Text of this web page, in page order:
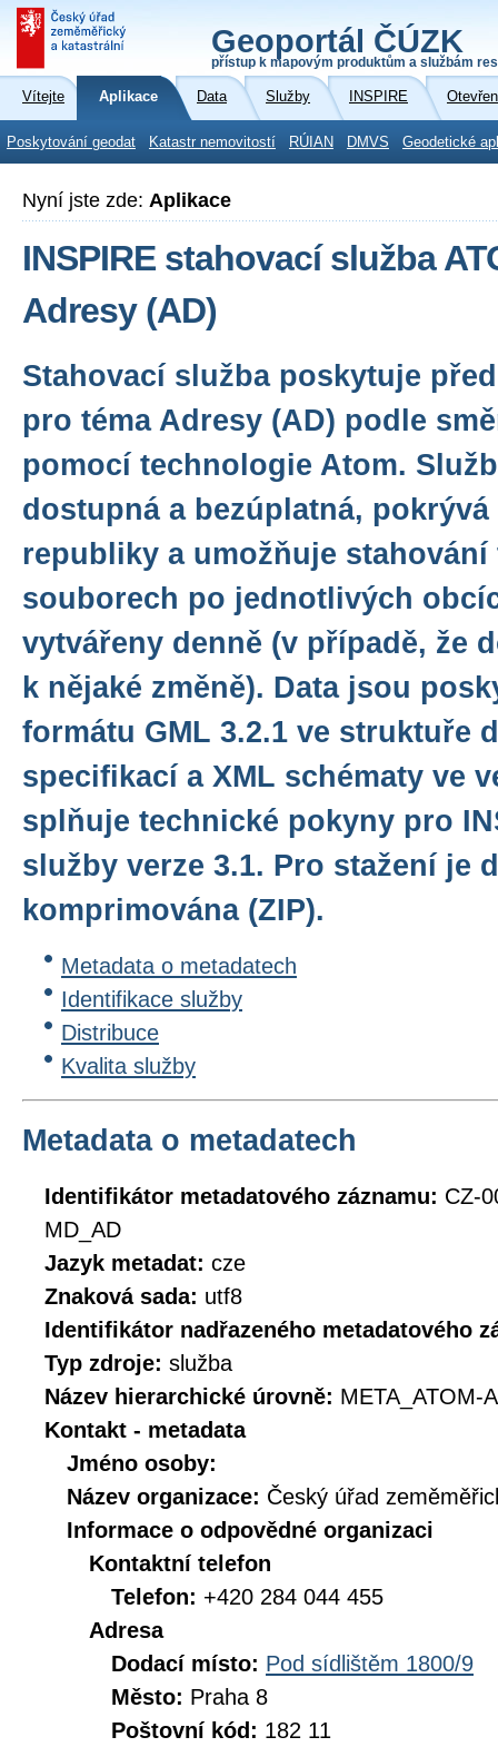
Geoportál ČÚZK
přístup k mapovým produktům a službám
Vítejte Aplikace Data Služby INSPIRE
Poskytování geodat Katastr nemovitostí RÚIAN DMVS Geodetické
Nyní jste zde: Aplikace
INSPIRE stahovací služba
Adresy (AD)
Stahovací služba poskytuje
pro téma Adresy (AD) podle
pomocí technologie Atom.
dostupná a bezúplatná, pokrývá
republiky a umožňuje stahování
souborech po jednotlivých
vytvářeny denně (v případě, že
k nějaké změně). Data jsou
formátu GML 3.2.1 ve struktuře
specifikací a XML schématy ve
splňuje technické pokyny pro
služby verze 3.1. Pro stažení je
komprimována (ZIP).
Metadata o metadatech
Identifikace služby
Distribuce
Kvalita služby
Metadata o metadatech
Identifikátor metadatového záznamu: CZ-
MD_AD
Jazyk metadat: cze
Znaková sada: utf8
Identifikátor nadřazeného metadatového
Typ zdroje: služba
Název hierarchické úrovně: META_ATOM-
Kontakt - metadata
Jméno osoby:
Název organizace: Český úřad
Informace o odpovědné organizaci
Kontaktní telefon
Telefon: +420 284 044 455
Adresa
Dodací místo: Pod sídlištěm 1800/9
Město: Praha 8
Poštovní kód: 182 11